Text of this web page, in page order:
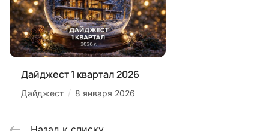
Дайджест 1 квартал 2026
Дайджест / 8 января 2026